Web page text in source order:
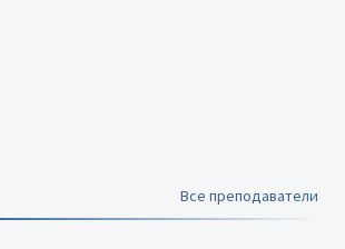
Все преподаватели